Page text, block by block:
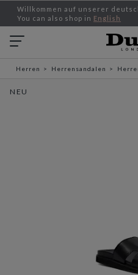
Willkommen auf unserer
You can also shop in English
Herren Herrensandalen
NEU